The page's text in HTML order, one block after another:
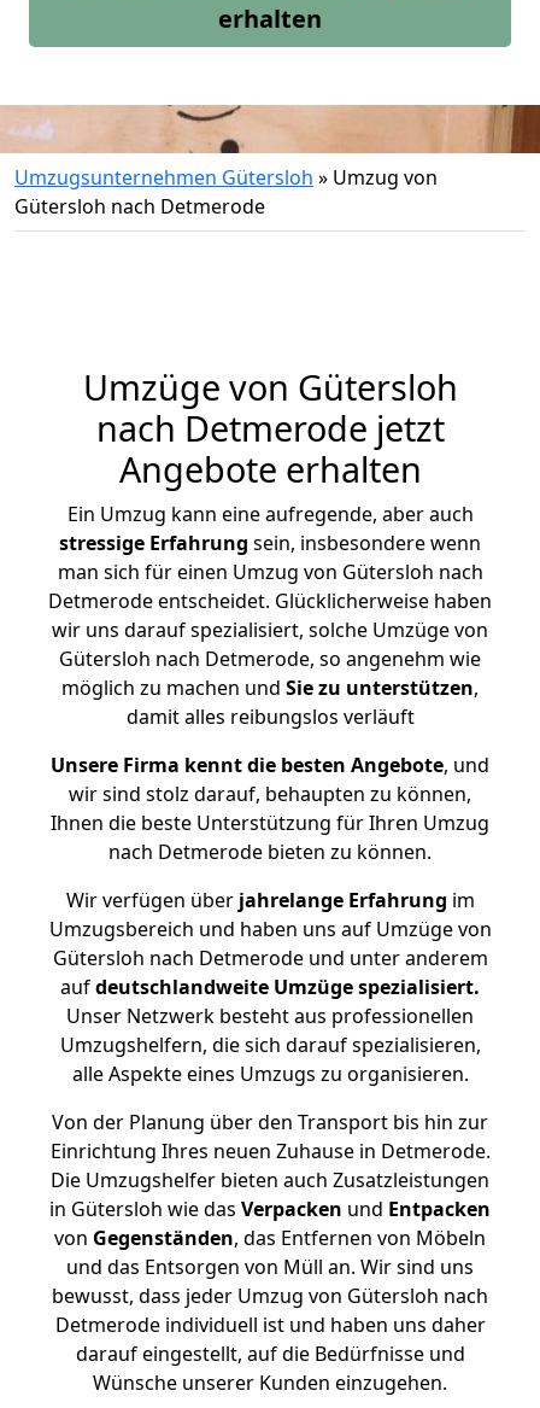
erhalten
Umzugsunternehmen Gütersloh » Umzug von
Gütersloh nach Detmerode
Umzüge von Gütersloh
nach Detmerode jetzt
Angebote erhalten
Ein Umzug kann eine aufregende, aber auch
stressige Erfahrung sein, insbesondere wenn
man sich für einen Umzug von Gütersloh nach
Detmerode entscheidet. Glücklicherweise haben
wir uns darauf spezialisiert, solche Umzüge von
Gütersloh nach Detmerode, so angenehm wie
möglich zu machen und Sie zu unterstützen,
damit alles reibungslos verläuft
Unsere Firma kennt die besten Angebote, und
wir sind stolz darauf, behaupten zu können,
Ihnen die beste Unterstützung für Ihren Umzug
nach Detmerode bieten zu können.
Wir verfügen überjahrelange Erfahrung im
Umzugsbereich und haben uns auf Umzüge von
Gütersloh nach Detmerode und unter anderem
aufdeutschlandweite Umzüge spezialisiert.
Unser Netzwerk besteht aus professionellen
Umzugshelfern, die sich darauf spezialisieren,
alle Aspekte eines Umzugs zu organisieren.
Von der Planung über den Transport bis hin zur
Einrichtung Ihres neuen Zuhause in Detmerode.
Die Umzugshelfer bieten auch Zusatzleistungen
in Gütersloh wie das Verpacken und Entpacken
von Gegenständen, das Entfernen von Möbeln
und das Entsorgen von Müll an. Wir sind uns
bewusst, dass jeder Umzug von Gütersloh nach
Detmerode individuell ist und haben uns daher
darauf eingestellt, auf die Bedürfnisse und
Wünsche unserer Kunden einzugehen.